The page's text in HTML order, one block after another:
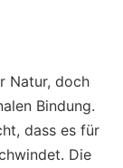
Natur, doch
Bindung.
dass es für
Die